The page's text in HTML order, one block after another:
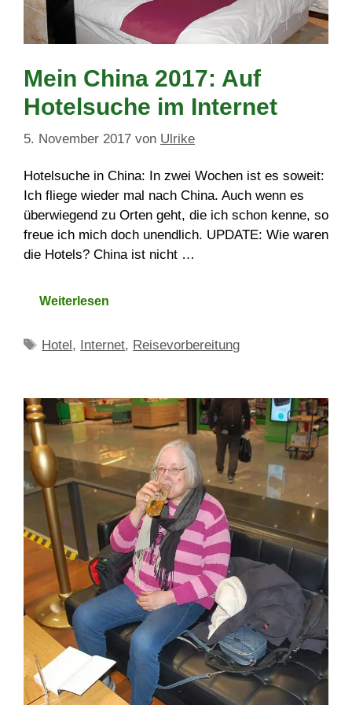
Mein China 2017: Auf
Hotelsuche im Internet
5. November 2017 von Ulrike
Hotelsuche in China: In zwei Wochen ist es soweit:
Ich fliege wieder mal nach China. Auch wenn es
überwiegend zu Orten geht, die ich schon kenne, so
freue ich mich doch unendlich. UPDATE: Wie waren
die Hotels? China ist nicht …
Weiterlesen
Schlagwörter
Hotel, Internet, Reisevorbereitung